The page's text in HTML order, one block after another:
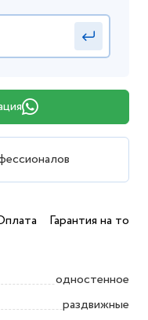
Гарантия на товар
одностенное
раздвижные